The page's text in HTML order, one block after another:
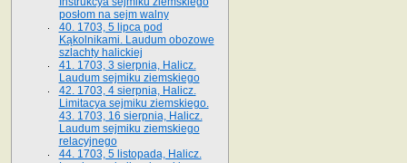
posłom na sejm walny
40. 1703, 5 lipca pod
Kąkolnikami. Laudum obozowe
szlachty halickiej
41­. 1703, 3 sierpnia, Halicz.
Laudum sejmiku ziemskiego
42. 1703, 4 sierpnia, Halicz.
Limitacya sejmiku ziemskiego.
43. 1703, 16 sierpnia, Halicz.
Laudum sejmiku ziemskiego
relacyjnego
44. 1703, 5 listopada, Halicz.